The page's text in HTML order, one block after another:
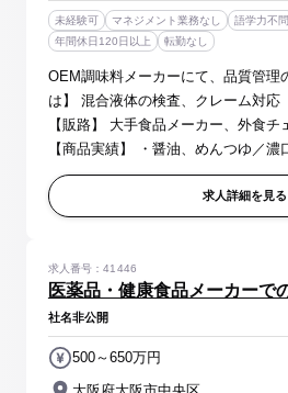
未経験可 マネジメント業務なし 語学力不問
年間休日120日以上
転勤なし
OEM調味料メーカーにて、品質管理の募集で
は】 混合液体の検査、クレーム対応 【募集背景】 増員募集
【販路】 大手食品メーカー、外食
【商品実績】 ・醤油、めんつゆ／
各種醤油、濃縮タイプのめんつゆな
／ウス...
求人詳細を見る
医薬品・健康食品メーカーで
求人番号：41446
社名非公開
500～650万円